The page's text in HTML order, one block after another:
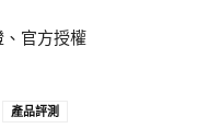
官方授權
產品評測